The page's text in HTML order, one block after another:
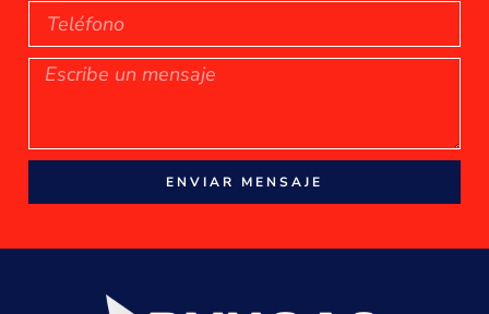
ENVIAR MENSAJE